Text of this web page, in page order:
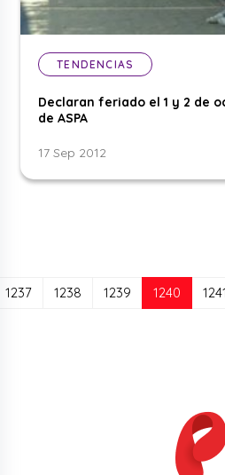
TENDENCIAS
Declaran feriado el 1 y 2 de
de ASPA
17 Sep 2012
1237 1238 1239 1240(current)
1241